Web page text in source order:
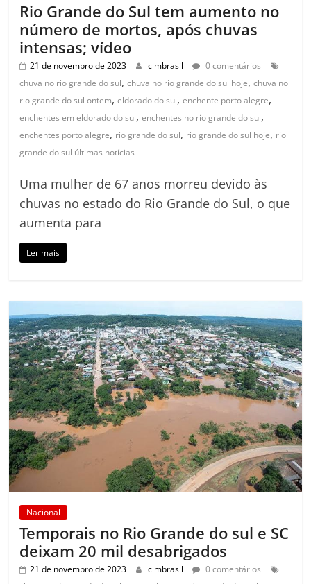
Rio Grande do Sul tem aumento no
número de mortos, após chuvas
intensas; vídeo
21 de novembro de 2023 clmbrasil
0 comentários
chuva no rio grande do sul,chuva no rio grande do sul hoje,chuva no
rio grande do sul ontem,eldorado do sul,enchente porto alegre,
enchentes em eldorado do sul,enchentes no rio grande do sul,
enchentes porto alegre, rio grande do sul, rio grande do sul hoje, rio
grande do sul últimas notícias
Uma mulher de 67 anos morreu devido às
chuvas no estado do Rio Grande do Sul, o que
aumenta para
Ler mais
Nacional
Temporais no Rio Grande do sul e SC
deixam 20 mil desabrigados
21 de novembro de 2023 clmbrasil
0 comentários